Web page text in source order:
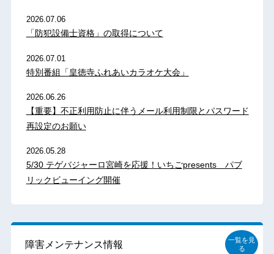
2026.07.06
「防犯設備士資格」の取得について
2026.07.01
特別番組「皇徳寺ふれあいカラオケ大会」
2026.06.26
【重要】不正利用防止に伴うメール利用制限とパスワード
再設定のお願い
2026.05.28
5/30 テゲバジャーロ宮崎を応援！いちごpresents パブ
リックビューイング開催
障害メンテナンス情報
一覧を見
る